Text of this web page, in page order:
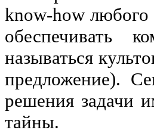
know-how любого
обеспечивать
называться
предложение).
решения задачи
тайны.